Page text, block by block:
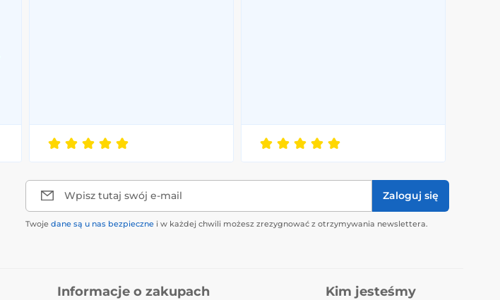
Wpisz tutaj swój e-mail Zaloguj się
Twoje dane są u nas bezpieczne i w każdej chwili możesz zrezygnować z otrzymywania newslettera.
Informacje o zakupach Kim jesteśmy